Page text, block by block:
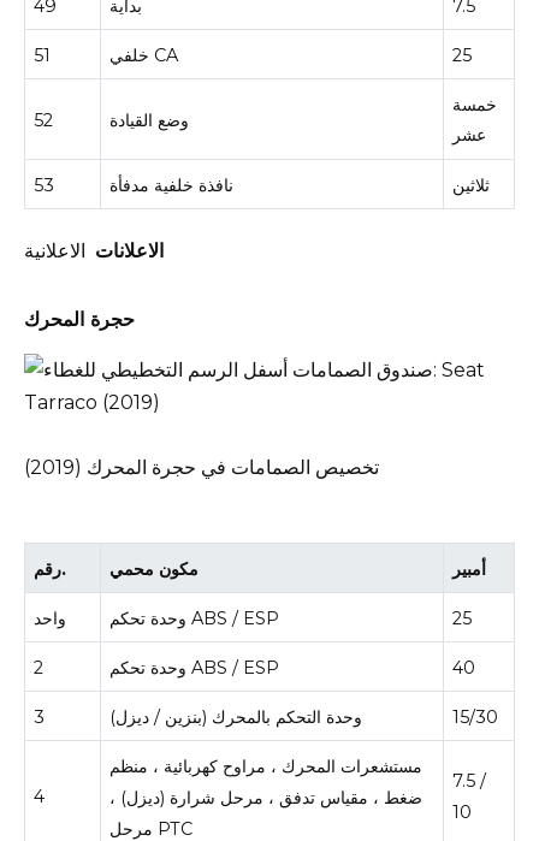
49 بداية 7.5
51 خلفي CA 25
52 وضع القيادة
خمسة
عشر
53 نافذة خلفية مدفأة ثلاثين
الاعلانات الاعلانية
حجرة المحرك
تخصيص الصمامات في حجرة المحرك (2019)
رقم. مكون محمي أمبير
واحد وحدة تحكم ABS / ESP 25
2 وحدة تحكم ABS / ESP 40
3 وحدة التحكم بالمحرك (بنزين / ديزل) 15/30
4
مستشعرات المحرك ، مراوح كهربائية ، منظم
ضغط ، مقياس تدفق ، مرحل شرارة (ديزل) ،
مرحل PTC
7.5 /
10